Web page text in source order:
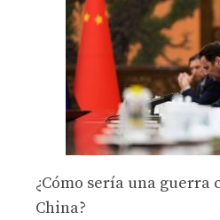
¿Cómo sería una guerra
China?